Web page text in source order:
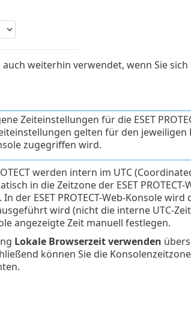
weiterhin verwendet, wenn Sie
Zeiteinstellungen für die ESET
gelten für den
zugegriffen wird.
werden intern im UTC
in die Zeitzone der ESET
der ESET PROTECT-Web-Konsole
ausgeführt wird (nicht die interne UTC-
angezeigte Zeit manuell festlegen.
Lokale Browserzeit verwenden
können Sie die